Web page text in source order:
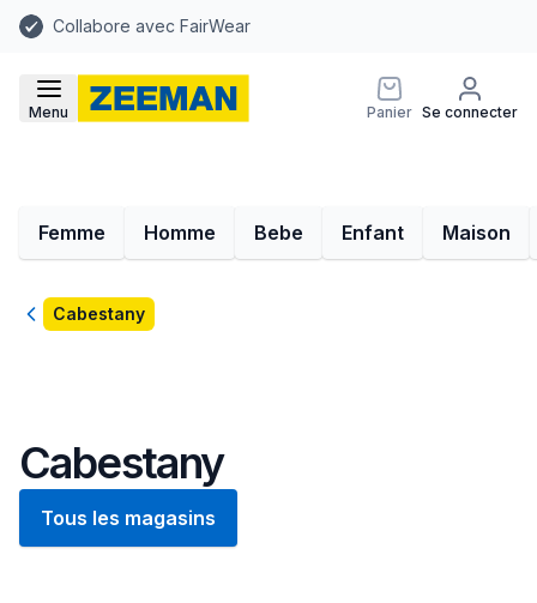
Collabore avec FairWear
Menu Panier Se connecter
Femme Homme Bebe Enfant Maison
RetourCabestany
Cabestany
Tous les magasins